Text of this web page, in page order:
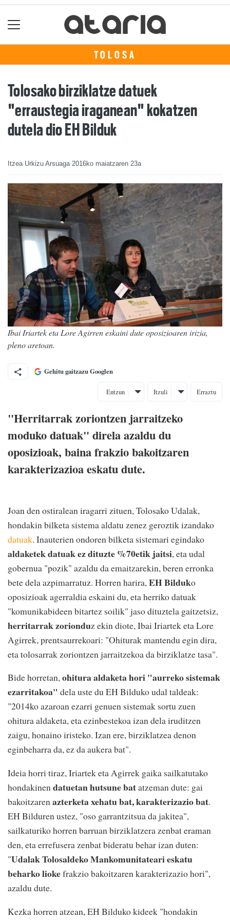
TOLOSA
Tolosako birziklatze datuek
"erraustegia iraganean" kokatzen
dutela dio EH Bilduk
Itzea Urkizu Arsuaga 2016ko maiatzaren 23a
Ibai Iriartek eta Lore Agirren eskaini dute oposizioaren irizia,
pleno aretoan.
Gehitu gaitzazu Googlen
Entzun Itzuli Erraztu
"Herritarrak zoriontzen jarraitzeko
moduko datuak" direla azaldu du
oposizioak, baina frakzio bakoitzaren
karakterizazioa eskatu dute.
Joan den ostiralean iragarri zituen, Tolosako Udalak,
hondakin bilketa sistema aldatu zenez geroztik izandako
datuak. Inauterien ondoren bilketa sistemari egindako
aldaketek datuak ez dituzte %70etik jaitsi, eta udal
gobernua "pozik" azaldu da emaitzarekin, beren erronka
bete dela azpimarratuz. Horren harira, EH Bilduko
oposizioak agerraldia eskaini du, eta herriko datuak
"komunikabideen bitartez soilik" jaso dituztela gaitzetsiz,
herritarrak zorionduz ekin diote, Ibai Iriartek eta Lore
Agirrek, prentsaurrekoari: "Ohiturak mantendu egin dira,
eta tolosarrak zoriontzen jarraitzekoa da birziklatze tasa".
Bide horretan,ohitura aldaketa hori "aurreko sistemak
ezarritakoa" dela uste du EH Bilduko udal taldeak:
"2014ko azaroan ezarri genuen sistemak sortu zuen
ohitura aldaketa, eta ezinbestekoa izan dela iruditzen
zaigu, honaino iristeko. Izan ere, birziklatzea denon
eginbeharra da, ez da aukera bat".
Ideia horri tiraz, Iriartek eta Agirrek gaika sailkatutako
hondakinendatuetan hutsune batatzeman dute: gai
bakoitzarenazterketa xehatu bat, karakterizazio bat.
EH Bilduren ustez, "oso garrantzitsua da jakitea",
sailkaturiko horren barruan birziklatzera zenbat eraman
den, eta errefusera zenbat bideratu behar izan duten:
"Udalak Tolosaldeko Mankomunitateari eskatu
beharko liokefrakzio bakoitzaren karakterizazio hori",
azaldu dute.
Kezka horren atzean, EH Bilduko kideek "hondakin